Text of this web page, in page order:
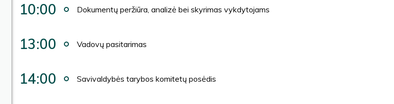
10:00 Dokumentų peržiūra, analizė bei skyrimas vykdytojams
13:00 Vadovų pasitarimas
14:00 Savivaldybės tarybos komitetų posėdis